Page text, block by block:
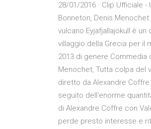
28/01/2016 · Clip Ufficiale
Bonneton, Denis
vulcano Eyjafjallajökull è
villaggio della Grecia per il
2013 di genere Commedia
Menochet, Tutta colpa del
diretto da Alexandre
seguito dell'enorme
di Alexandre Coffre con
perde presto interesse e